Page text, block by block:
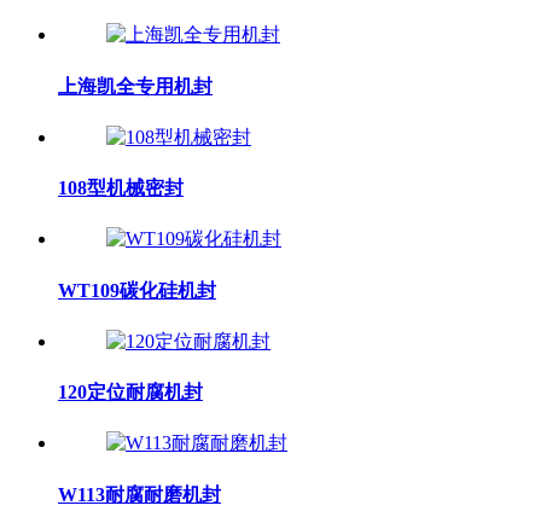
上海凯全专用机封
108型机械密封
WT109碳化硅机封
120定位耐腐机封
W113耐腐耐磨机封